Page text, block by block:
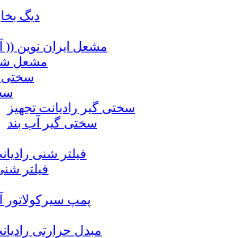
دیگ
مشعل ایران نوین ((
مشعل
سختی
سختی گیر رادیانت تجهیز
سختی گیر آب بند
فیلتر شنی
فیلتر
پمپ سیرکولاتور
مبدل حرارتی